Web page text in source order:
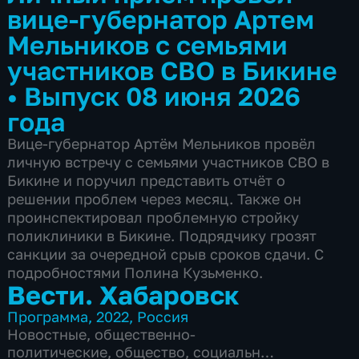
вице-губернатор Артем
Мельников с семьями
участников СВО в Бикине
• Выпуск 08 июня 2026
года
Вице-губернатор Артём Мельников провёл
личную встречу с семьями участников СВО в
Бикине и поручил представить отчёт о
решении проблем через месяц. Также он
проинспектировал проблемную стройку
поликлиники в Бикине. Подрядчику грозят
санкции за очередной срыв сроков сдачи. С
подробностями Полина Кузьменко.
Вести. Хабаровск
Программа,2022, Россия
Новостные, общественно-
политические, общество, социально-